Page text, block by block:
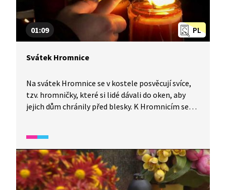
PL
01:09
Svátek Hromnice
Na svátek Hromnice se v kostele posvěcují svíce,
tzv. hromničky, které si lidé dávali do oken, aby
jejich dům chránily před blesky. K Hromnicím se